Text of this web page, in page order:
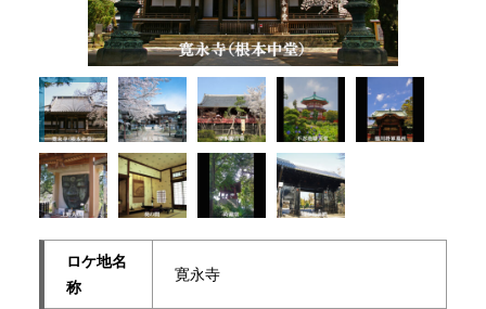
ロケ地名
称
寛永寺